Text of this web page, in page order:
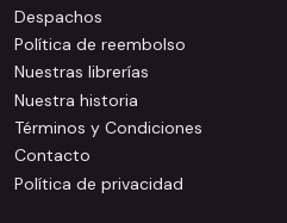
Despachos
Política de reembolso
Nuestras librerías
Nuestra historia
Términos y Condiciones
Contacto
Política de privacidad